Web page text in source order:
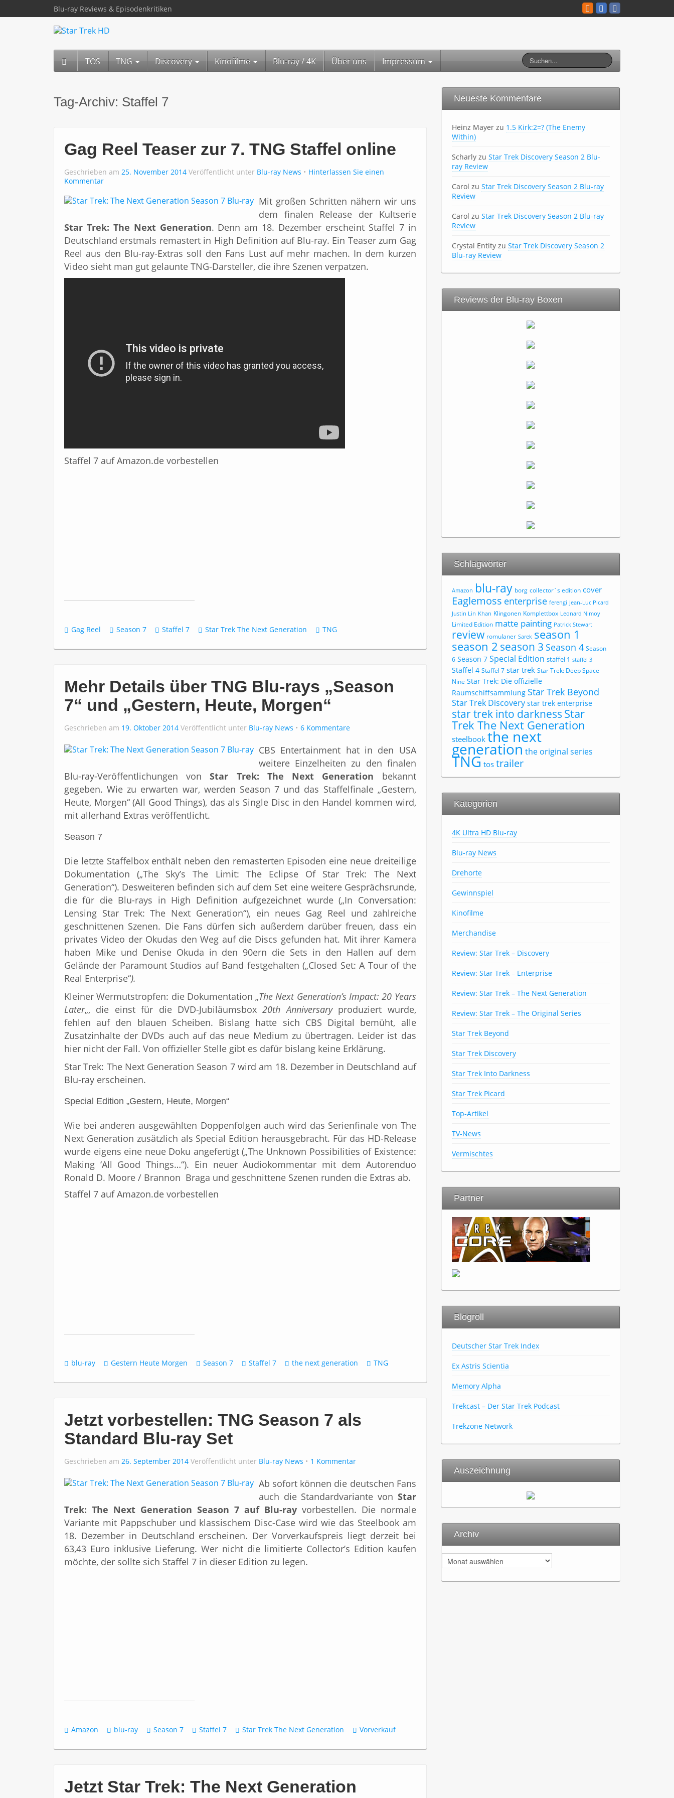
Blu-ray Reviews & Episodenkritiken
TOS TNG Discovery Kinofilme Blu-ray / 4K Über uns Impressum
Tag-Archiv: Staffel 7
Gag Reel Teaser zur 7. TNG Staffel online
Geschrieben am 25. November 2014 Veröffentlicht unter Blu-ray News
Hinterlassen Sie einen
Kommentar
Mit großen Schritten nähern wir uns
dem finalen Release der Kultserie
Star Trek: The Next Generation. Denn am 18. Dezember erscheint Staffel 7 in
Deutschland erstmals remastert in High Definition auf Blu-ray. Ein Teaser zum Gag
Reel aus den Blu-ray-Extras soll den Fans Lust auf mehr machen. In dem kurzen
Video sieht man gut gelaunte TNG-Darsteller, die ihre Szenen verpatzen.
Staffel 7 auf Amazon.de vorbestellen
Gag Reel Season 7 Staffel 7 Star Trek The Next Generation TNG
Mehr Details über TNG Blu-rays „Season
7“ und „Gestern, Heute, Morgen“
Geschrieben am 19. Oktober 2014 Veröffentlicht unter Blu-ray News 6 Kommentare
CBS Entertainment hat in den USA
weitere Einzelheiten zu den finalen
Blu-ray-Veröffentlichungen vonStar Trek: The Next Generation bekannt
gegeben. Wie zu erwarten war, werden Season 7 und das Staffelfinale „Gestern,
Heute, Morgen“ (All Good Things), das als Single Disc in den Handel kommen wird,
mit allerhand Extras veröffentlicht.
Season 7
Die letzte Staffelbox enthält neben den remasterten Episoden eine neue dreiteilige
Dokumentation („The Sky’s The Limit: The Eclipse Of Star Trek: The Next
Generation“). Desweiteren befinden sich auf dem Set eine weitere Gesprächsrunde,
die für die Blu-rays in High Definition aufgezeichnet wurde („In Conversation:
Lensing Star Trek: The Next Generation“), ein neues Gag Reel und zahlreiche
geschnittenen Szenen. Die Fans dürfen sich außerdem darüber freuen, dass ein
privates Video der Okudas den Weg auf die Discs gefunden hat. Mit ihrer Kamera
haben Mike und Denise Okuda in den 90ern die Sets in den Hallen auf dem
Gelände der Paramount Studios auf Band festgehalten („Closed Set: A Tour of the
Real Enterprise“).
Kleiner Wermutstropfen: die Dokumentation „The Next Generation’s Impact: 20 Years
Later„, die einst für die DVD-Jubiläumsbox20th Anniversaryproduziert wurde,
fehlen auf den blauen Scheiben. Bislang hatte sich CBS Digital bemüht, alle
Zusatzinhalte der DVDs auch auf das neue Medium zu übertragen. Leider ist das
hier nicht der Fall. Von offizieller Stelle gibt es dafür bislang keine Erklärung.
Star Trek: The Next Generation Season 7 wird am 18. Dezember in Deutschland auf
Blu-ray erscheinen.
Special Edition „Gestern, Heute, Morgen“
Wie bei anderen ausgewählten Doppenfolgen auch wird das Serienfinale von The
Next Generation zusätzlich als Special Edition herausgebracht. Für das HD-Release
wurde eigens eine neue Doku angefertigt („The Unknown Possibilities of Existence:
Making ‘All Good Things…“). Ein neuer Audiokommentar mit dem Autorenduo
Ronald D. Moore / Brannon Braga und geschnittene Szenen runden die Extras ab.
Staffel 7 auf Amazon.de vorbestellen
blu-ray Gestern Heute Morgen Season 7 Staffel 7 the next generation TNG
Jetzt vorbestellen: TNG Season 7 als
Standard Blu-ray Set
Geschrieben am 26. September 2014 Veröffentlicht unter Blu-ray News 1 Kommentar
Ab sofort können die deutschen Fans
auch die Standardvariante von Star
Trek: The Next Generation Season 7 auf Blu-rayvorbestellen. Die normale
Variante mit Pappschuber und klassischem Disc-Case wird wie das Steelbook am
18. Dezember in Deutschland erscheinen. Der Vorverkaufspreis liegt derzeit bei
63,43 Euro inklusive Lieferung. Wer nicht die limitierte Collector’s Edition kaufen
möchte, der sollte sich Staffel 7 in dieser Edition zu legen.
Amazon blu-ray Season 7 Staffel 7 Star Trek The Next Generation Vorverkauf
Jetzt Star Trek: The Next Generation
Neueste Kommentare
Heinz Mayerzu 1.5 Kirk:2=? (The Enemy
Within)
Scharlyzu Star Trek Discovery Season 2 Blu-
ray Review
Carol zu Star Trek Discovery Season 2 Blu-ray
Review
Carol zu Star Trek Discovery Season 2 Blu-ray
Review
Crystal Entityzu Star Trek Discovery Season 2
Blu-ray Review
Reviews der Blu-ray Boxen
Schlagwörter
Amazon blu-ray borg collector´s edition cover
Eaglemoss enterprise ferengi Jean-Luc Picard
Justin Lin Khan Klingonen Komplettbox Leonard Nimoy
Limited Edition matte painting Patrick Stewart
review romulaner Sarek season 1
season 2 season 3 Season 4 Season
6 Season 7 Special Edition staffel 1 staffel 3
Staffel 4 Staffel 7 star trek Star Trek: Deep Space
Nine Star Trek: Die offizielle
Raumschiffsammlung Star Trek Beyond
Star Trek Discovery star trek enterprise
star trek into darkness Star
Trek The Next Generation
steelbook the next
generation the original series
TNG tos trailer
Kategorien
4K Ultra HD Blu-ray
Blu-ray News
Drehorte
Gewinnspiel
Kinofilme
Merchandise
Review: Star Trek – Discovery
Review: Star Trek – Enterprise
Review: Star Trek – The Next Generation
Review: Star Trek – The Original Series
Star Trek Beyond
Star Trek Discovery
Star Trek Into Darkness
Star Trek Picard
Top-Artikel
TV-News
Vermischtes
Partner
Blogroll
Deutscher Star Trek Index
Ex Astris Scientia
Memory Alpha
Trekcast – Der Star Trek Podcast
Trekzone Network
Auszeichnung
Archiv
r
c